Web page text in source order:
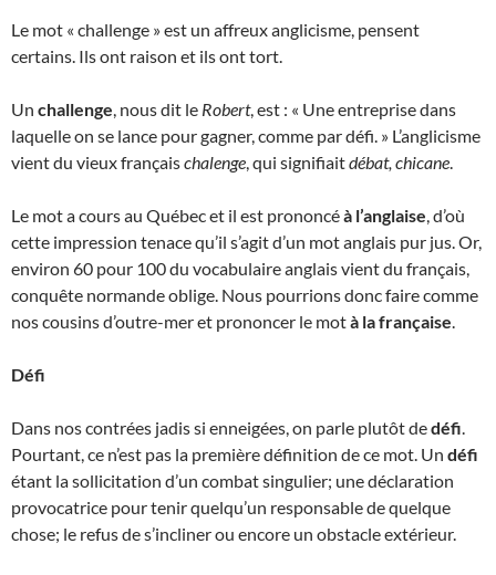
Le mot « challenge » est un affreux anglicisme, pensent
certains. Ils ont raison et ils ont tort.
Un challenge, nous dit le Robert, est : « Une entreprise dans
laquelle on se lance pour gagner, comme par défi. » L’anglicisme
vient du vieux françaischalenge, qui signifiaitdébat, chicane.
Le mot a cours au Québec et il est prononcéà l’anglaise, d’où
cette impression tenace qu’il s’agit d’un mot anglais pur jus. Or,
environ 60 pour 100 du vocabulaire anglais vient du français,
conquête normande oblige. Nous pourrions donc faire comme
nos cousins d’outre-mer et prononcer le motà la française.
Défi
Dans nos contrées jadis si enneigées, on parle plutôt dedéfi.
Pourtant, ce n’est pas la première définition de ce mot. Un défi
étant la sollicitation d’un combat singulier; une déclaration
provocatrice pour tenir quelqu’un responsable de quelque
chose; le refus de s’incliner ou encore un obstacle extérieur.